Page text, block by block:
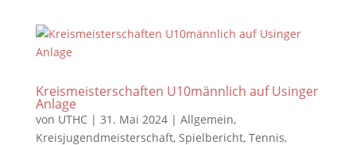
Kreismeisterschaften U10männlich auf Usinger
Anlage
von UTHC| 31. Mai 2024| Allgemein,
Kreisjugendmeisterschaft, Spielbericht, Tennis,